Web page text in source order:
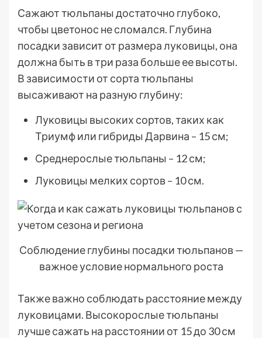
Сажают тюльпаны достаточно глубоко,
чтобы цветонос не сломался. Глубина
посадки зависит от размера луковицы, она
должна быть в три раза больше ее высоты.
В зависимости от сорта тюльпаны
высаживают на разную глубину:
Луковицы высоких сортов, таких как
Триумф или гибриды Дарвина – 15 см;
Среднерослые тюльпаны – 12 см;
Луковицы мелких сортов – 10 см.
Соблюдение глубины посадки тюльпанов —
важное условие нормального роста
Также важно соблюдать расстояние между
луковицами. Высокорослые тюльпаны
лучше сажать на расстоянии от 15 до 30 см